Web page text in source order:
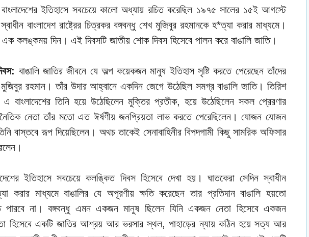
বাংলাদেশের ইতিহাসে সবচেয়ে কালো অধ্যায় রচিত করেছিল ১৯৭৫ সালের ১৫ই আগস্টে
বাংলাদেশ রাষ্ট্রের চিত্রকর বঙ্গবন্ধু শেখ মুজিবুর রহমানকে হ*ত্যা করার মাধ্যমে।
কলঙ্কময় দিন। এই দিবসটি জাতীয় শোক দিবস হিসেবে পালন করে বাঙালি জাতি।
বাঙালি জাতির জীবনে যে অল্প কয়েকজন মানুষ ইতিহাস সৃষ্টি করতে পেরেছেন তাঁদের
রহমান। তাঁর উদার আহ্বানে একদিন জেগে উঠেছিল সমগ্র বাঙালি জাতি। তিরিশ
এ বাংলাদেশের তিনি হয়ে উঠেছিলেন মুক্তির প্রতীক, হয়ে উঠেছিলেন সকল প্রেরণার
নেতা তাঁর মতো এত ঈর্ষণীয় জনপ্রিয়তা লাভ করতে পেরেছিলেন। যোজন যোজন
বাস্তবে রূপ দিয়েছিলেন। অথচ তাকেই সেনাবাহিনীর বিপদগামী কিছু সামরিক অফিসার
ইতিহাসে সবচেয়ে কলঙ্কিত দিবস হিসেবে দেখা হয়। ঘাতকেরা সেদিন স্বাধীন
করার মাধ্যমে বাঙালির যে অপূরণীয় ক্ষতি করেছেন তার প্রতিদান বাঙালি হয়তো
পারবে না। বঙ্গবন্ধু এমন একজন মানুষ ছিলেন যিনি একজন নেতা হিসেবে একজন
হিসেবে একটি জাতির আশ্রয় আর ভরসার স্থল, পাহাড়ের ন্যায় কঠিন হয়ে সত্য আর